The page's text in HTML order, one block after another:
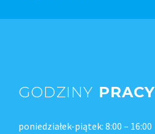
GODZINY PRACY
poniedziałek-piątek: 8:00 – 16:00